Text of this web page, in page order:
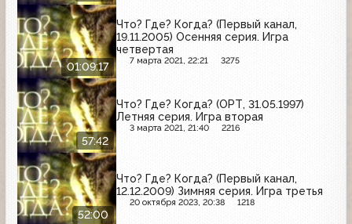
01:09:17
Что? Где? Когда? (Первый канал,
19.11.2005) Осенняя серия. Игра
четвертая
7 марта 2021, 22:21 3275
57:42
Что? Где? Когда? (ОРТ, 31.05.1997)
Летняя серия. Игра вторая
3 марта 2021, 21:40 2216
52:00
Что? Где? Когда? (Первый канал,
12.12.2009) Зимняя серия. Игра третья
20 октября 2023, 20:38 1218